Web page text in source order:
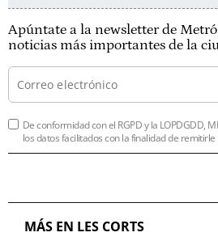
Apúntate a la newsletter de
noticias más importantes de la
De conformidad con el RGPD y la LOPDGDD,
los datos facilitados con la finalidad de
MÁS EN LES CORTS